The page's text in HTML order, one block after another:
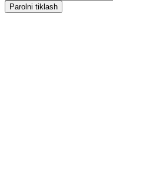
Parolni tiklash